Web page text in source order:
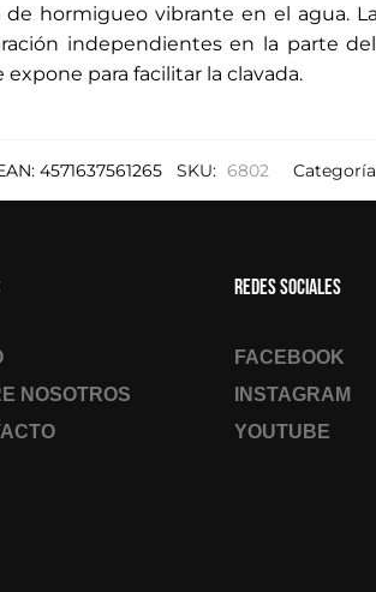
de hormigueo vibrante en el agua.
independientes en la parte
para facilitar la clavada.
4571637561265 SKU: 6802
NOSOTROS
Redes sociales
FACEBOOK
INSTAGRAM
YOUTUBE